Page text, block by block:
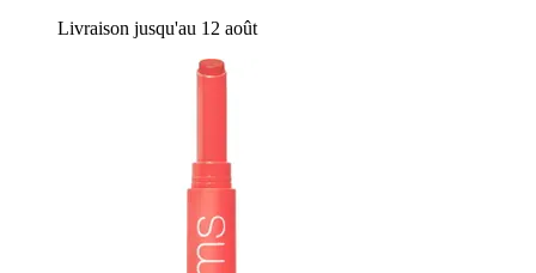
Livraison jusqu'au 12 août